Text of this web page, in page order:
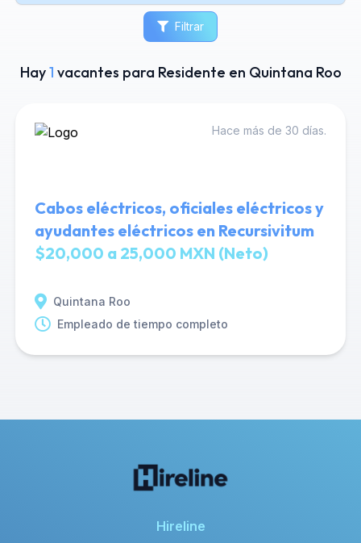
Filtrar
Hay1 vacantes para Residente en Quintana Roo
Hace más de 30 días.
Cabos eléctricos, oficiales eléctricos y
ayudantes eléctricos en Recursivitum
$20,000 a 25,000 MXN (Neto)
Quintana Roo
Empleado de tiempo completo
Hireline